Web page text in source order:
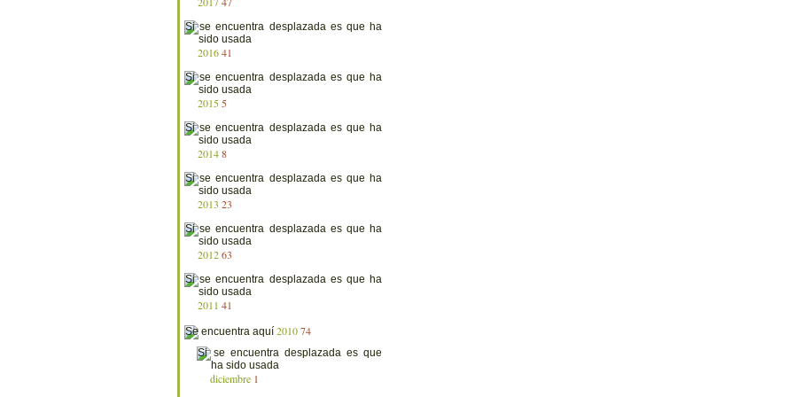
201641
2015 5
20148
2013 23
201263
2011 41
201074
diciembre 1